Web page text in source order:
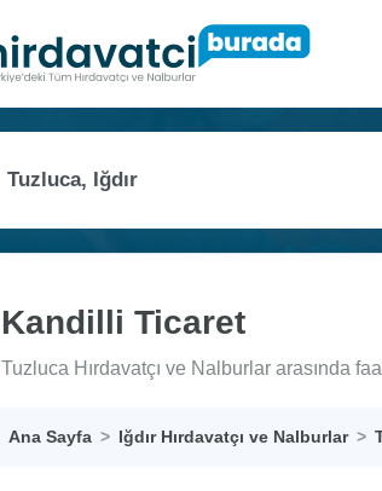
Kandilli Ticaret
Tuzluca Hırdavatçı ve Nalburlar arasında
Ana Sayfa Iğdır Hırdavatçı ve Nalburlar